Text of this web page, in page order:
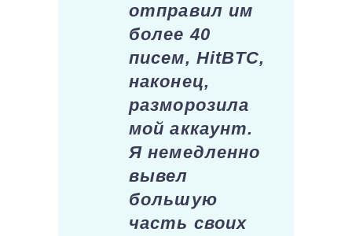
отправил им
более 40
писем, HitBTC,
наконец,
разморозила
мой аккаунт.
Я немедленно
вывел
большую
часть своих